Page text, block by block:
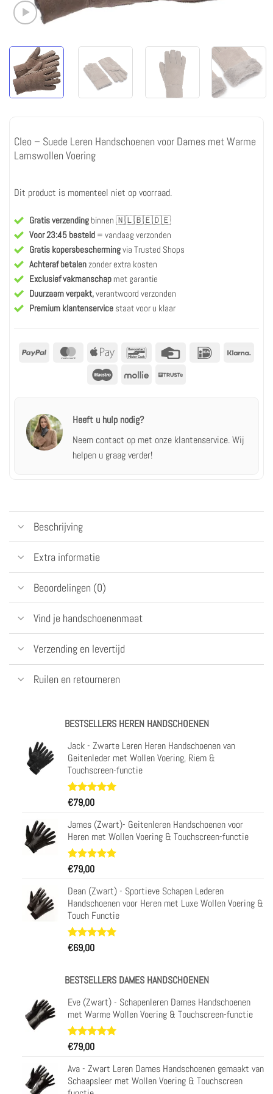
Cleo – Suede Leren Handschoenen voor Dames met Warme
Lamswollen Voering
Dit product is momenteel niet op voorraad.
Gratis verzending binnen 🇳🇱🇧🇪🇩🇪
Voor 23:45 besteld = vandaag verzonden
Gratis kopersbeschermingvia Trusted Shops
Achteraf betalenzonder extra kosten
Exclusief vakmanschap met garantie
Duurzaam verpakt,verantwoord verzonden
Premium klantenservice staat voor u klaar
PayPal MasterCardApple
Bancontact Creditcard IDeal
Klarna
Maestro Mollie Truste
Heeft u hulp nodig?
Neem contact op met onze klantenservice.Wij
helpen u graag verder!
Beschrijving
Extra informatie
Beoordelingen (0)
Vind je handschoenenmaat
Verzending en levertijd
Ruilen en retourneren
BESTSELLERS HEREN HANDSCHOENEN
Jack - Zwarte Leren Heren Handschoenen van
Geitenleder met Wollen Voering, Riem &
Touchscreen-functie
Waardering
4.97
gebaseerd
op
34
klantbeoordelingen
€79,00
James (Zwart)- Geitenleren Handschoenen voor
Heren met Wollen Voering & Touchscreen-functie
Waardering
4.97
gebaseerd
op
31
klantbeoordelingen
€79,00
Dean (Zwart) - Sportieve Schapen Lederen
Handschoenen voor Heren met Luxe Wollen Voering &
Touch Functie
Waardering
4.93
op
29
klantbeoordelingen
€69,00
BESTSELLERS DAMES HANDSCHOENEN
Eve (Zwart) - Schapenleren Dames Handschoenen
met Warme Wollen Voering & Touchscreen-functie
Waardering
5.00
gebaseerd
op
11
klantbeoordelingen
€79,00
Ava - Zwart Leren Dames Handschoenen gemaakt van
Schaapsleer met Wollen Voering & Touchscreen